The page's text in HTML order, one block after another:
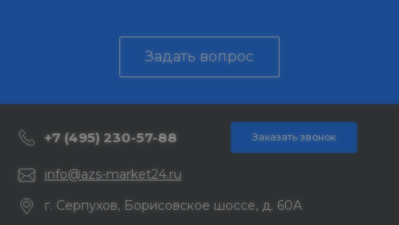
Задать вопрос
+7 (495) 230-57-88 Заказать звонок
info@azs-market24.ru
г. Серпухов, Борисовское шоссе, д. 60А